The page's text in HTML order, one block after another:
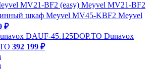
Meyvel MV21-BF2
Meyvel
₽
Dunavox
392 199 ₽